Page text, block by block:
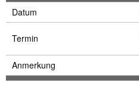
Datum
Termin
Anmerkung